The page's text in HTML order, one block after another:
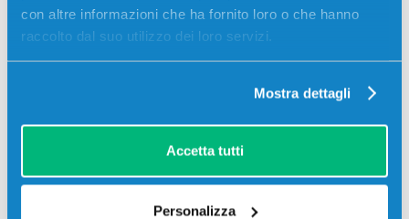
con altre informazioni che ha fornito loro o che hanno
raccolto dal suo utilizzo dei loro servizi.
Mostra dettagli
Accetta tutti
Personalizza